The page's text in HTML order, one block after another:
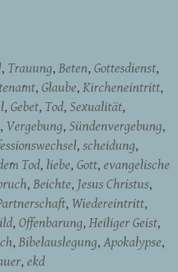
Trauung Beten Gottesdienst
Glaube Kircheneintritt
Gebet Tod Sexualität
Vergebung Sündenvergebung
scheidung
Tod liebe Gott evangelische
Beichte Jesus Christus
Wiedereintritt
Offenbarung Heiliger Geist
Bibelauslegung Apokalypse
ekd